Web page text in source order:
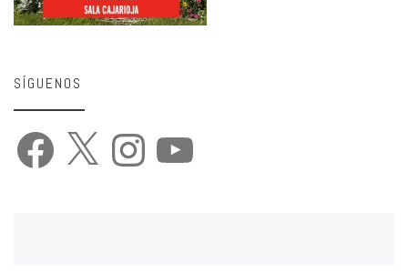
SÍGUENOS
Facebook Instagram YouTube